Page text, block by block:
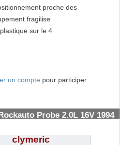
proche des
fragilise
sur le 4
un compte pour participer
Probe 2.0L 16V 1994
clymeric